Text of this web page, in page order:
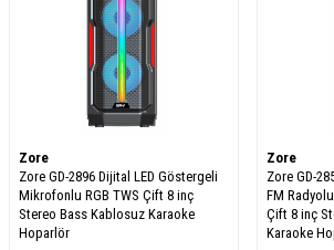
Zore
Zore GD-2896 Dijital LED Göstergeli
Mikrofonlu RGB TWS Çift 8 inç
Stereo Bass Kablosuz Karaoke
Hoparlör
Zore
Zore GD-
FM
Çift 8 inç
Karaoke